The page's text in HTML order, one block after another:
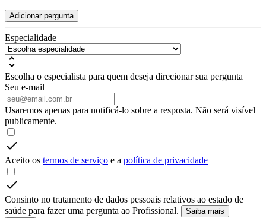
Adicionar pergunta
Especialidade
Escolha o especialista para quem deseja direcionar sua pergunta
Seu e-mail
Usaremos apenas para notificá-lo sobre a resposta. Não será visível
publicamente.
Aceito os termos de serviço e a política de privacidade
Consinto no tratamento de dados pessoais relativos ao estado de
saúde para fazer uma pergunta ao Profissional.
Saiba mais